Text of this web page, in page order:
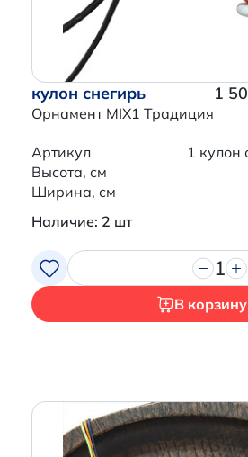
кулон снегирь
Орнамент MIX1 Традиция
1
Артикул
1 кулон
Высота, см
Ширина, см
Наличие: 2 шт
1
В корзину